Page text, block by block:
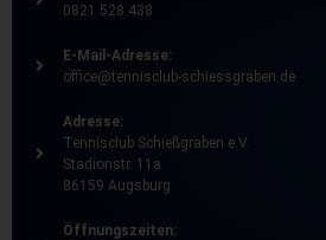
0821 528 438
E-Mail-Adresse:
office@tennisclub-schiessgraben.de
Adresse:
Tennisclub Schießgraben e.V.
Stadionstr. 11a
86159 Augsburg
Öffnungszeiten: